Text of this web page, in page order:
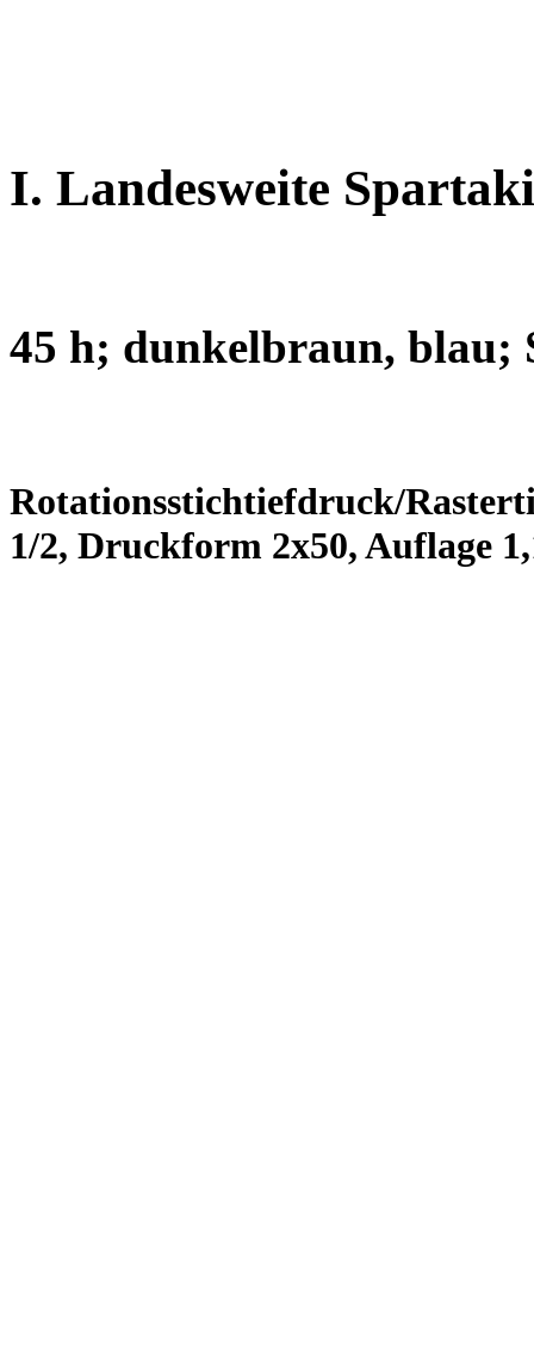
I. Landesweite
45 h; dunkelbraun, blau;
Rotationsstichtiefdruck/
1/2, Druckform 2x50, Auflage